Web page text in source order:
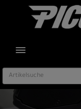
TOGGLE NAVIGATION